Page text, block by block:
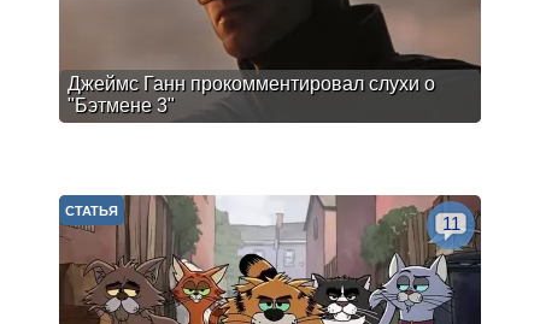
Джеймс Ганн прокомментировал слухи о
"Бэтмене 3"
СТАТЬЯ
11